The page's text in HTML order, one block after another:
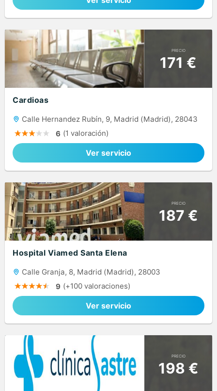
PRECIO
171 €
Cardioas
Calle Hernandez Rubín, 9, Madrid (Madrid), 28043
6 (1 valoración)
Ver servicio
PRECIO
187 €
Hospital Viamed Santa Elena
Calle Granja, 8, Madrid (Madrid), 28003
9 (+100 valoraciones)
Ver servicio
PRECIO
198 €